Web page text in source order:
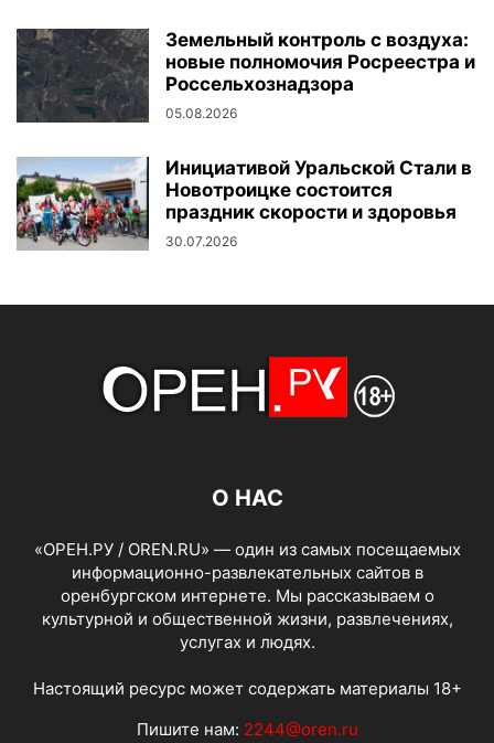
Земельный контроль с воздуха:
новые полномочия Росреестра и
Россельхознадзора
05.08.2026
Инициативой Уральской Стали в
Новотроицке состоится
праздник скорости и здоровья
30.07.2026
О НАС
«ОРЕН.РУ / OREN.RU» — один из самых посещаемых
информационно-развлекательных сайтов в
оренбургском интернете. Мы рассказываем о
культурной и общественной жизни, развлечениях,
услугах и людях.
Настоящий ресурс может содержать материалы 18+
Пишите нам: 2244@oren.ru